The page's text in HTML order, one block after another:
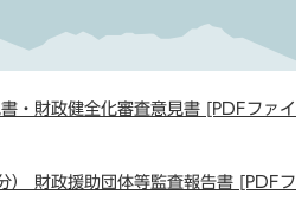
・財政健全化審査意見書 [PDFファイ
） 財政援助団体等監査報告書 [PDFフ